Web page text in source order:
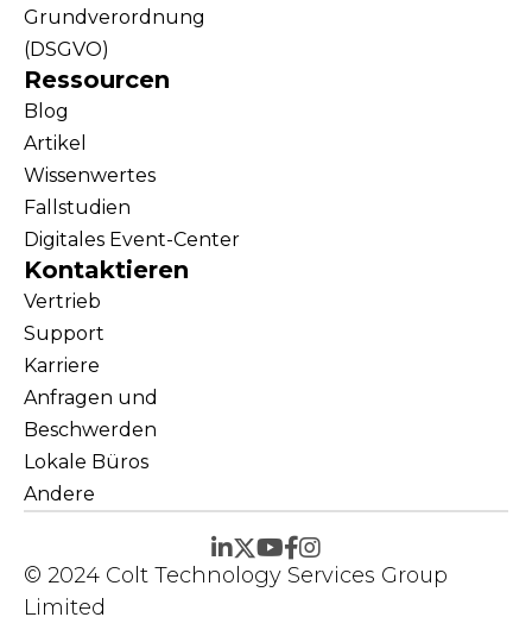
Grundverordnung
(DSGVO)
Ressourcen
Blog
Artikel
Wissenwertes
Fallstudien
Digitales Event-Center
Kontaktieren
Vertrieb
Support
Karriere
Anfragen und
Beschwerden
Lokale Büros
Andere
© 2024 Colt Technology Services Group
Limited